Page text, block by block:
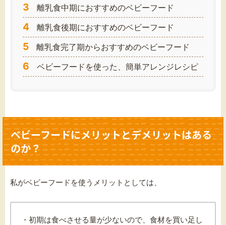
3 離乳食中期におすすめのベビーフード
4 離乳食後期におすすめのベビーフード
5 離乳食完了期からおすすめのベビーフード
6 ベビーフードを使った、簡単アレンジレシピ
ベビーフードにメリットとデメリットはある
のか？
私がベビーフードを使うメリットとしては、
・初期は食べさせる量が少ないので、食材を買い足し